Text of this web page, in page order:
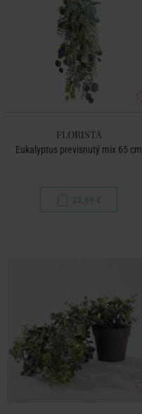
FLORISTA
Eukalyptus previsnutý mix 65 cm
23,99 €